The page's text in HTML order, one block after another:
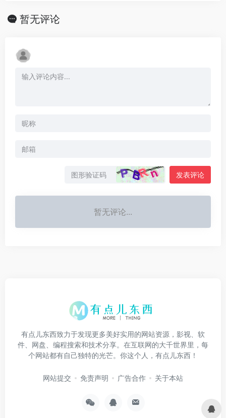
暂无评论
发表评论
暂无评论...
有点儿东西致力于发现更多美好实用的网站资源，影视、软
件、网盘、编程搜索和技术分享。在互联网的大千世界里，每
个网站都有自己独特的光芒。你这个人，有点儿东西！
网站提交 免责声明 广告合作 关于本站